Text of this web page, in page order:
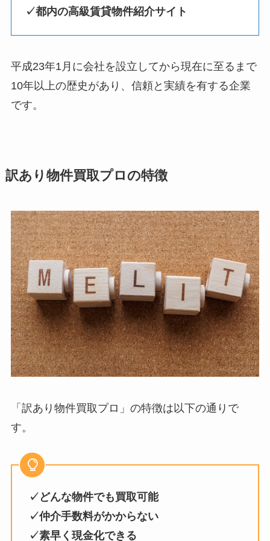
✓都内の高級賃貸物件紹介サイト
平成23年1月に会社を設立してから現在に至るまで
10年以上の歴史があり、信頼と実績を有する企業
です。
訳あり物件買取プロの特徴
「訳あり物件買取プロ」の特徴は以下の通りで
す。
✓どんな物件でも買取可能
✓仲介手数料がかからない
✓素早く現金化できる